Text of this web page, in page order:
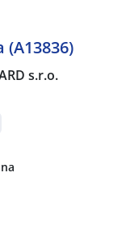
(A13836)
s.r.o.